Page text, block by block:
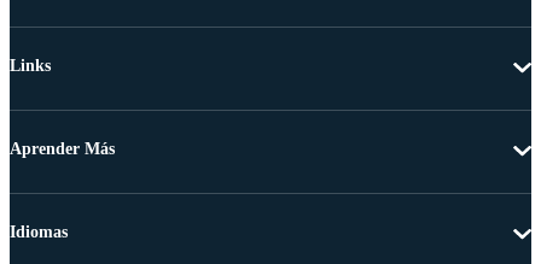
Links
Aprender Más
Idiomas